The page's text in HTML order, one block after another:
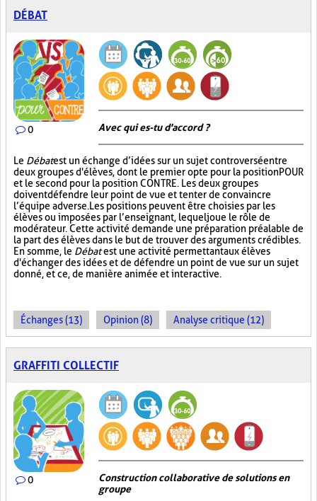
DÉBAT
0 Avec qui es-tu d'accord ?
Le Débatest un échange d’idées sur un sujet controversé entre
deux groupes d'élèves, dont le premier opte pour la position POUR
et le second pour la position CONTRE. Les deux groupes
doivent défendre leur point de vue et tenter de convaincre
l’équipe adverse. Les positions peuvent être choisies par les
élèves ou imposées par l’enseignant, lequel joue le rôle de
modérateur. Cette activité demande une préparation préalable de
la part des élèves dans le but de trouver des arguments crédibles.
En somme, le Débatest une activité permettant aux élèves
d'échanger des idées et de défendre un point de vue sur un sujet
donné, et ce, de manière animée et interactive.
Échanges (13) Opinion (8) Analyse critique (12)
GRAFFITI COLLECTIF
0
Construction collaborative de solutions en
groupe